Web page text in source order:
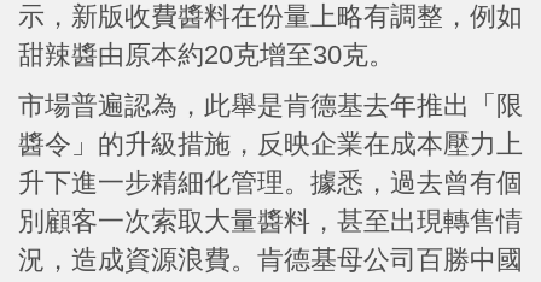
示，新版收費醬料在份量上略有調整，例如
甜辣醬由原本約20克增至30克。
市場普遍認為，此舉是肯德基去年推出「限
醬令」的升級措施，反映企業在成本壓力上
升下進一步精細化管理。據悉，過去曾有個
別顧客一次索取大量醬料，甚至出現轉售情
況，造成資源浪費。肯德基母公司百勝中國